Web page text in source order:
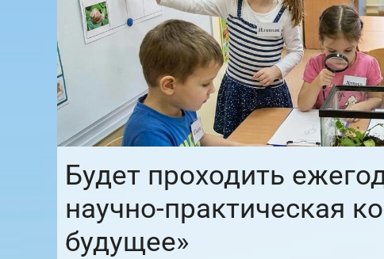
Будет проходить
научно-практическая
будущее»